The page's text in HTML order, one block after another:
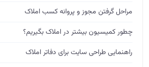
مراحل گرفتن مجوز و پروانه کسب املاک
چطور کمیسیون بیشتر در املاک بگیریم؟
راهنمایی طراحی سایت برای دفاتر املاک